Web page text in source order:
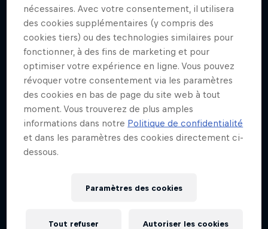
CYCLISME
nécessaires. Avec votre consentement, il utilisera
des cookies supplémentaires (y compris des
cookies tiers) ou des technologies similaires pour
fonctionner, à des fins de marketing et pour
optimiser votre expérience en ligne. Vous pouvez
révoquer votre consentement via les paramètres
des cookies en bas de page du site web à tout
moment. Vous trouverez de plus amples
informations dans notre Politique de confidentialité
et dans les paramètres des cookies directement ci-
dessous.
Paramètres des cookies
Tout refuser Autoriser les cookies